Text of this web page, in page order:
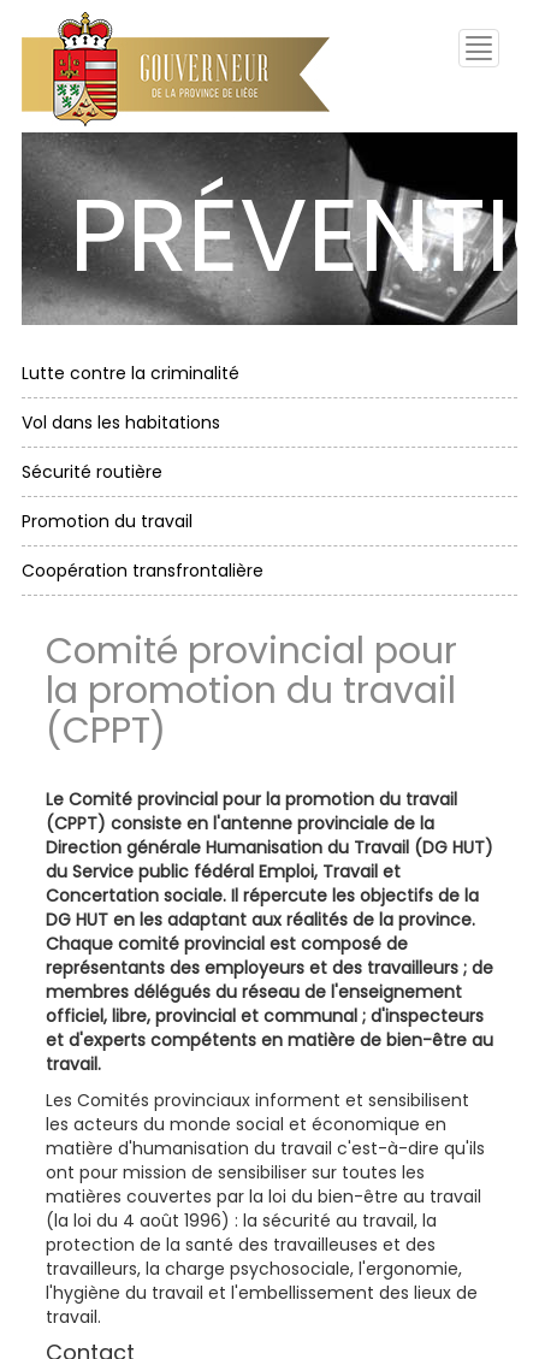
Toggle
Lutte contre la criminalité
Vol dans les habitations
Sécurité routière
Promotion du travail
Coopération transfrontalière
Comité provincial pour
la promotion du travail
(CPPT)
Le Comité provincial pour la promotion du travail
(CPPT) consiste en l'antenne provinciale de la
Direction générale Humanisation du Travail (DG HUT)
du Service public fédéral Emploi, Travail et
Concertation sociale. Il répercute les objectifs de la
DG HUT en les adaptant aux réalités de la province.
Chaque comité provincial est composé de
représentants des employeurs et des travailleurs ; de
membres délégués du réseau de l'enseignement
officiel, libre, provincial et communal ; d'inspecteurs
et d'experts compétents en matière de bien-être au
travail.
Les Comités provinciaux informent et sensibilisent
les acteurs du monde social et économique en
matière d'humanisation du travail c'est-à-dire qu'ils
ont pour mission de sensibiliser sur toutes les
matières couvertes par la loi du bien-être au travail
(la loi du 4 août 1996) : la sécurité au travail, la
protection de la santé des travailleuses et des
travailleurs, la charge psychosociale, l'ergonomie,
l'hygiène du travail et l'embellissement des lieux de
travail.
Contact